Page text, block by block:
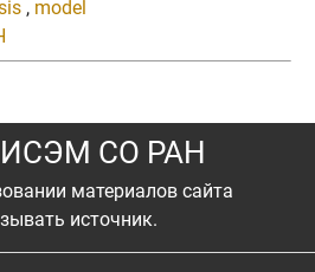
, model
ИСЭМ СО РАН
материалов сайта
источник.